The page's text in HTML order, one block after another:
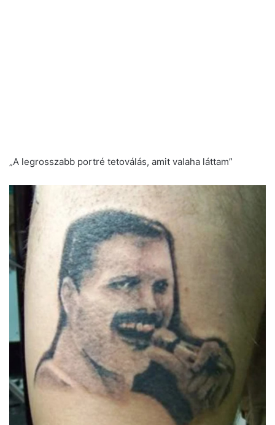
„A legrosszabb portré tetoválás, amit valaha láttam”